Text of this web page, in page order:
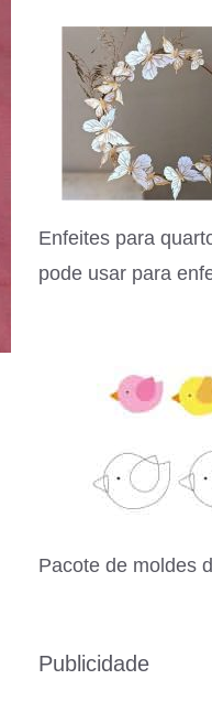
Enfeites para
pode usar para
Pacote de moldes
Publicidade